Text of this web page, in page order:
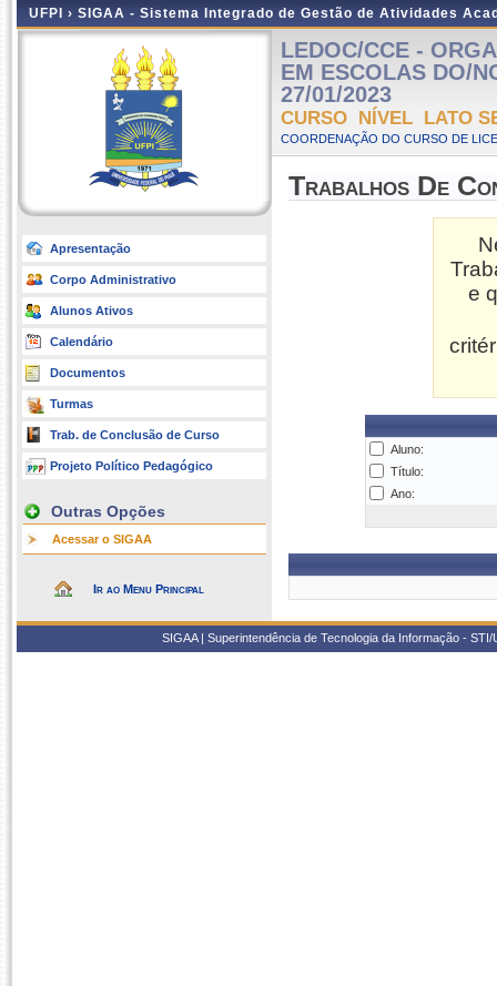
UFPI › SIGAA - Sistema Integrado de Gestão de Atividades
Apresentação
Corpo Administrativo
Alunos Ativos
Calendário
Documentos
Turmas
Trab. de Conclusão de Curso
Projeto Político Pedagógico
Outras Opções
Acessar o SIGAA
Ir ao Menu Principal
LEDOC/CCE -
EM ESCOLAS DO/
27/01/2023
CURSO NÍVEL LATO
COORDENAÇÃO DO CURSO DE
Trabalhos De
e
Aluno:
Título:
Ano:
SIGAA | Superintendência de Tecnologia da Informação -